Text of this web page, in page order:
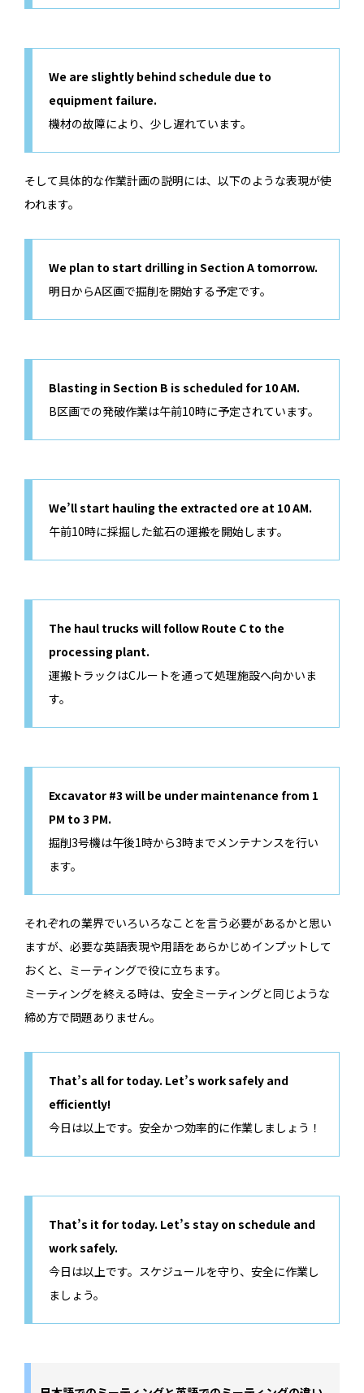
We are slightly behind schedule due to
equipment failure.
機材の故障により、少し遅れています。
そして具体的な作業計画の説明には、以下のような表現が使
われます。
We plan to start drilling in Section A tomorrow.
明日からA区画で掘削を開始する予定です。
Blasting in Section B is scheduled for 10 AM.
B区画での発破作業は午前10時に予定されています。
We’ll start hauling the extracted ore at 10 AM.
午前10時に採掘した鉱石の運搬を開始します。
The haul trucks will follow Route C to the
processing plant.
運搬トラックはCルートを通って処理施設へ向かいま
す。
Excavator #3 will be under maintenance from 1
PM to 3 PM.
掘削3号機は午後1時から3時までメンテナンスを行い
ます。
それぞれの業界でいろいろなことを言う必要があるかと思い
ますが、必要な英語表現や用語をあらかじめインプットして
おくと、ミーティングで役に立ちます。
ミーティングを終える時は、安全ミーティングと同じような
締め方で問題ありません。
That’s all for today. Let’s work safely and
efficiently!
今日は以上です。安全かつ効率的に作業しましょう！
That’s it for today. Let’s stay on schedule and
work safely.
今日は以上です。スケジュールを守り、安全に作業し
ましょう。